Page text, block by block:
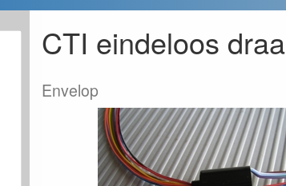
CTI eindeloos
Envelop